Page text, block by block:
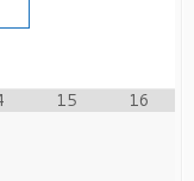
15 16